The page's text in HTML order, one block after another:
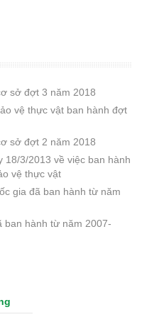
sở đợt 3 năm 2018
vệ thực vật ban hành đợt
sở đợt 2 năm 2018
18/3/2013 về việc ban hành
vệ thực vật
gia đã ban hành từ năm
ban hành từ năm 2007-